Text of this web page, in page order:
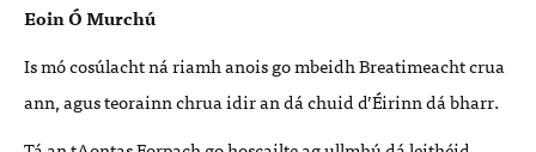
Eoin Ó Murchú
Is mó cosúlacht ná riamh anois go mbeidh Breatimeacht crua
ann, agus teorainn chrua idir an dá chuid d’Éirinn dá bharr.